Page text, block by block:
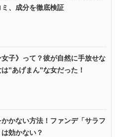
、成分を徹底検証
女子》って？彼が自然に手放せな
”あげまん”な女だった！
かない方法！ファンデ「サラフ
効かない？